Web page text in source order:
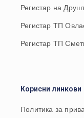
Регистар на
Регистар ТП
Регистар ТП
Корисни линкови
Политика за